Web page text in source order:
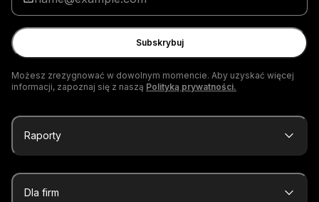
adres
e-
mail
Subskrybuj
Możesz zrezygnować w dowolnym momencie. Aby uzyskać więcej
informacji, zapoznaj się z naszą Polityką prywatności.
Raporty
Dla firm